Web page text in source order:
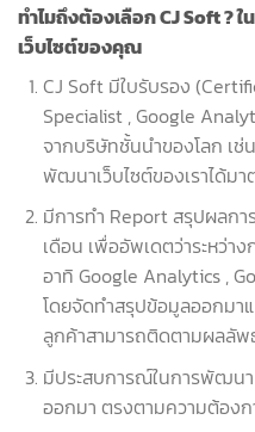
ทำไมถึงต้องเลือกCJ Soft ? ใ
เว็บไซต์ของคุณ
CJ Soft มีใบรับรอง
Specialist , Google
จากบริษัทชั้นนำของโลก เช่
พัฒนาเว็บไซต์ของเราได้มา
มีการทำ Report สรุปผลกา
เดือน เพื่ออัพเดตว่าระหว่า
อาทิ Google Analytics ,
โดยจัดทำสรุปข้อมูลออกมา
ลูกค้าสามารถติดตามผลลัพ
มีประสบการณ์ในการพัฒนา
ออกมา ตรงตามความต้อง